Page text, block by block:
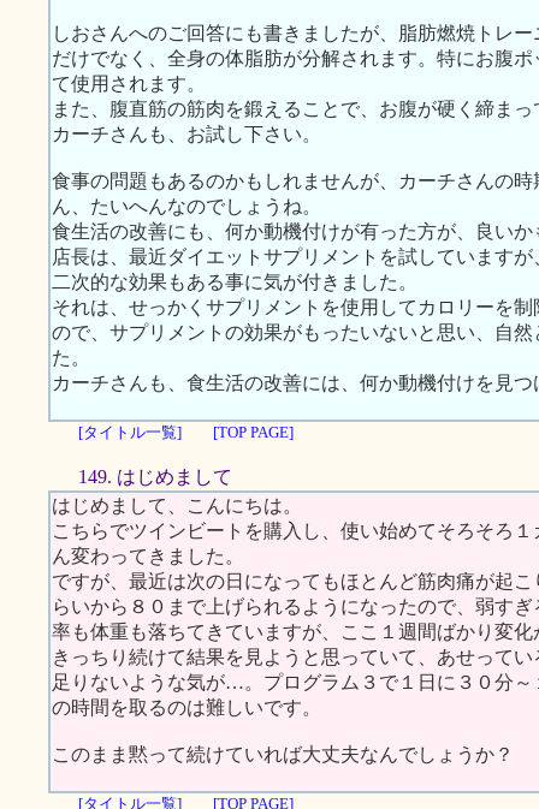
しおさんへのご回答にも書きましたが、脂肪燃焼トレ
だけでなく、全身の体脂肪が分解されます。特にお腹
て使用されます。
また、腹直筋の筋肉を鍛えることで、お腹が硬く締まっ
カーチさんも、お試し下さい。
食事の問題もあるのかもしれませんが、カーチさんの
ん、たいへんなのでしょうね。
食生活の改善にも、何か動機付けが有った方が、良い
店長は、最近ダイエットサプリメントを試しています
二次的な効果もある事に気が付きました。
それは、せっかくサプリメントを使用してカロリーを
ので、サプリメントの効果がもったいないと思い、自
た。
カーチさんも、食生活の改善には、何か動機付けを見
[タイトル一覧] [TOP PAGE]
149. はじめまして
はじめまして、こんにちは。
こちらでツインビートを購入し、使い始めてそろそろ
ん変わってきました。
ですが、最近は次の日になってもほとんど筋肉痛が起
らいから８０まで上げられるようになったので、弱す
率も体重も落ちてきていますが、ここ１週間ばかり変
きっちり続けて結果を見ようと思っていて、あせって
足りないような気が…。プログラム３で１日に３０分
の時間を取るのは難しいです。
このまま黙って続けていれば大丈夫なんでしょうか？
[タイトル一覧] [TOP PAGE]